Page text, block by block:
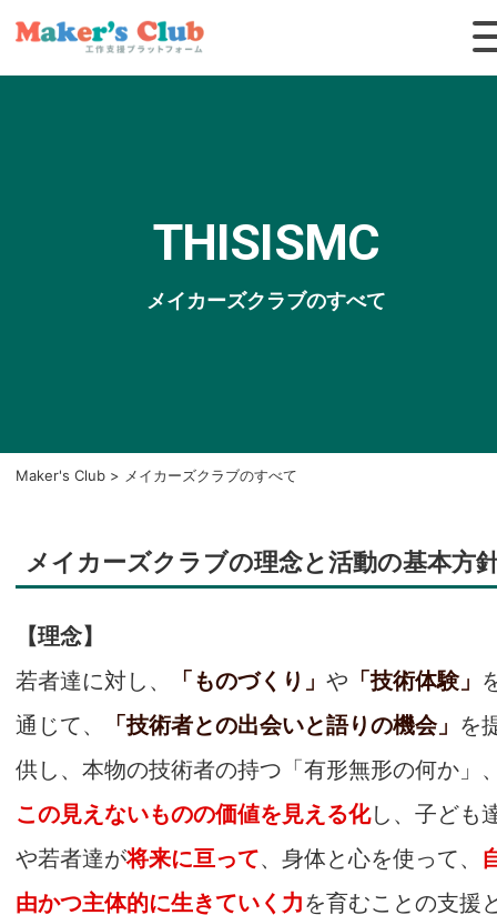
THISISMC
メイカーズクラブのすべて
Maker's Club > メイカーズクラブのすべて
メイカーズクラブの理念と活動の基本方
【理念】
若者達に対し、
「ものづくり」や 「技術体験」
通じて、
「技術者との出会いと語りの機会」 を
供し、本物の技術者の持つ「有形無形の何か」
この見えないものの価値を見える化し、子ども
や若者達が将来に亘って、身体と心を使って、
由かつ主体的に生きていく力を育むことの支援